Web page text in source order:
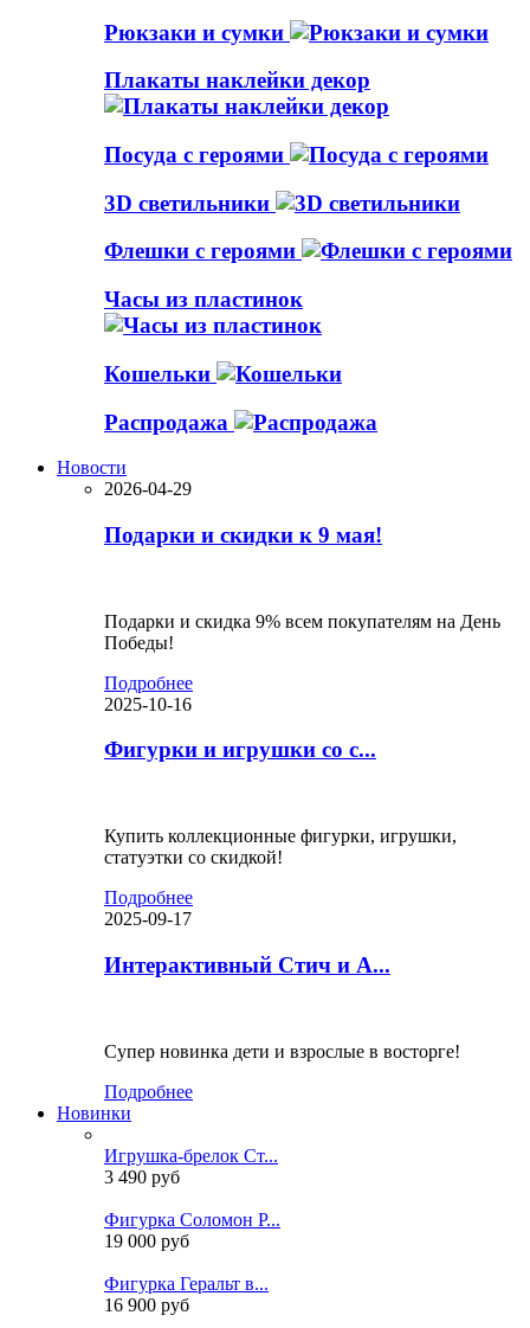
Рюкзаки и сумки
Плакаты наклейки декор
Посуда с героями
3D светильники
Флешки с героями
Часы из пластинок
Кошельки
Распродажа
Новости
2026-04-29
Подарки и скидки к 9 мая!
Подарки и скидка 9% всем покупателям на День
Победы!
Подробнее
2025-10-16
Фигурки и игрушки со с...
Купить коллекционные фигурки, игрушки,
статуэтки со скидкой!
Подробнее
2025-09-17
Интерактивный Стич и А...
Супер новинка дети и взрослые в восторге!
Подробнее
Новинки
Игрушка-брелок Ст...
3 490 руб
Фигурка Соломон Р...
19 000 руб
Фигурка Геральт в...
16 900 руб